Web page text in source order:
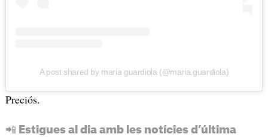
A post shared by maria guardiola (@maria.guardiola)
Preciós.
📲 Estigues al dia amb les notícies d’última